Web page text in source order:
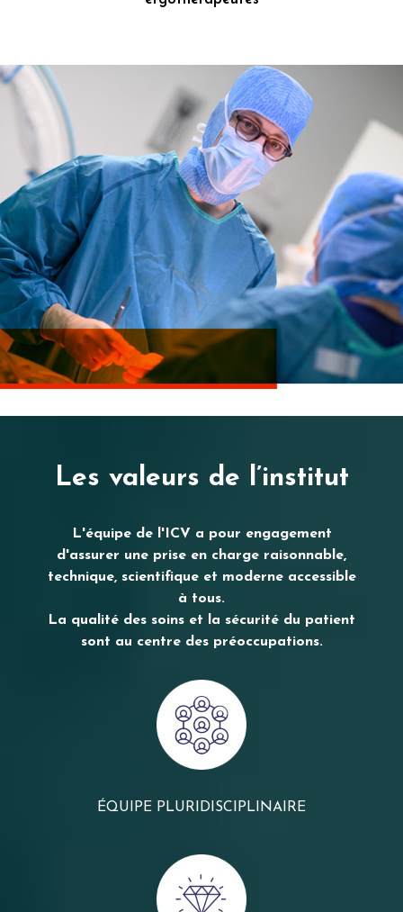
Les valeurs de l’institut
L'équipe de l'ICV a pour engagement
d'assurer une prise en charge raisonnable,
technique, scientifique et moderne accessible
à tous.
La qualité des soins et la sécurité du patient
sont au centre des préoccupations.
ÉQUIPE PLURIDISCIPLINAIRE